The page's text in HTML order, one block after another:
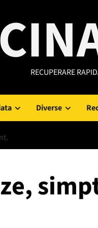
RECUPERARE
Diverse